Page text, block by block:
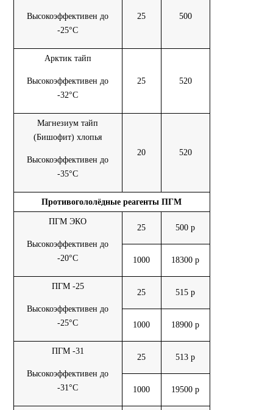
Высокоэффективен до
-25°С
25 500
Арктик тайп
Высокоэффективен до
-32°С
25 520
Магнезиум тайп
(Бишофит) хлопья
Высокоэффективен до
-35°С
20 520
Противогололёдные реагенты ПГМ
ПГМ ЭКО
Высокоэффективен до
-20°С
25 500 р
1000 18300 р
ПГМ -25
Высокоэффективен до
-25°С
25 515 р
1000 18900 р
ПГМ -31
Высокоэффективен до
-31°С
25 513 р
1000 19500 р